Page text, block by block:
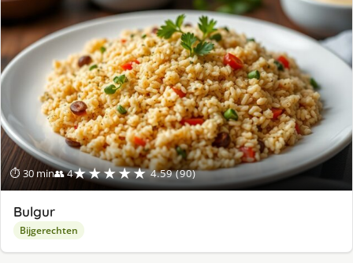
⏱ 30 min👥 4★★★★★ 4.59 (90)
Bulgur
Bijgerechten